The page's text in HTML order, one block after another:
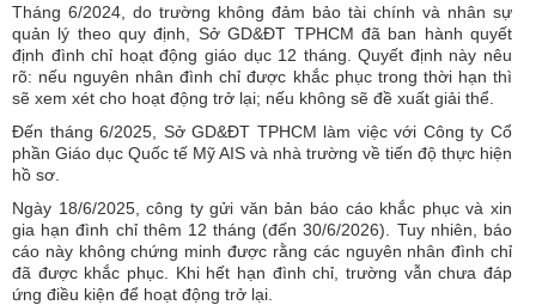
Tháng 6/2024, do trường không đảm bảo tài chính và nhân sự
quản lý theo quy định, Sở GD&ĐT TPHCM đã ban hành quyết
định đình chỉ hoạt động giáo dục 12 tháng. Quyết định này nêu
rõ: nếu nguyên nhân đình chỉ được khắc phục trong thời hạn thì
sẽ xem xét cho hoạt động trở lại; nếu không sẽ đề xuất giải thể.
Đến tháng 6/2025, Sở GD&ĐT TPHCM làm việc với Công ty Cổ
phần Giáo dục Quốc tế Mỹ AIS và nhà trường về tiến độ thực hiện
hồ sơ.
Ngày 18/6/2025, công ty gửi văn bản báo cáo khắc phục và xin
gia hạn đình chỉ thêm 12 tháng (đến 30/6/2026). Tuy nhiên, báo
cáo này không chứng minh được rằng các nguyên nhân đình chỉ
đã được khắc phục. Khi hết hạn đình chỉ, trường vẫn chưa đáp
ứng điều kiện để hoạt động trở lại.